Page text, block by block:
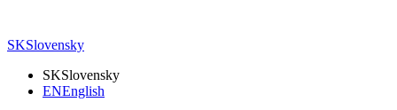
SKSlovensky
SKSlovensky
ENEnglish